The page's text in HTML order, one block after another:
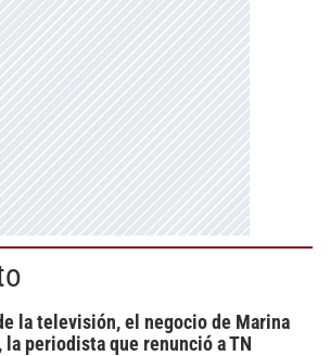
la televisión, el negocio de Marina
la periodista que renunció a TN